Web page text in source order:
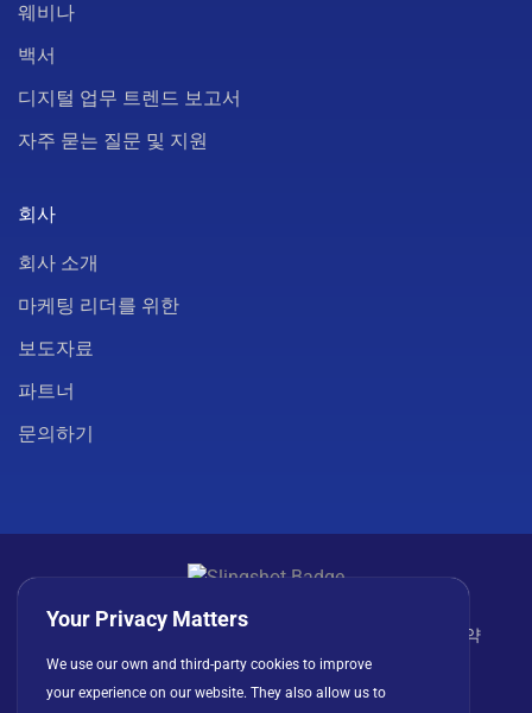
웨비나
백서
디지털 업무 트렌드 보고서
자주 묻는 질문 및 지원
회사
회사 소개
마케팅 리더를 위한
보도자료
파트너
문의하기
개인정보 처리방침 라이선스 계약
Your Privacy Matters
We use our own and third-party cookies to improve
your experience on our website. They also allow us to